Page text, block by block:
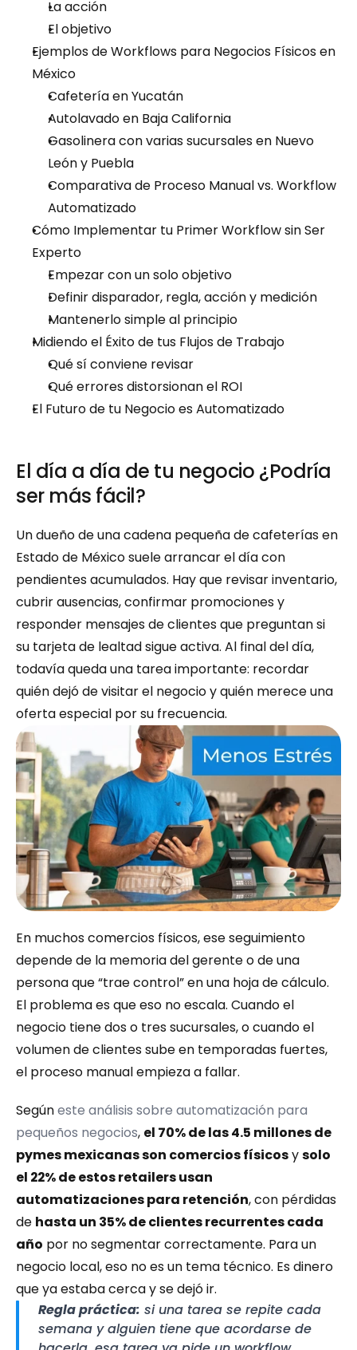
La acción
El objetivo
Ejemplos de Workflows para Negocios Físicos en
México
Cafetería en Yucatán
Autolavado en Baja California
Gasolinera con varias sucursales en Nuevo
León y Puebla
Comparativa de Proceso Manual vs. Workflow
Automatizado
Cómo Implementar tu Primer Workflow sin Ser
Experto
Empezar con un solo objetivo
Definir disparador, regla, acción y medición
Mantenerlo simple al principio
Midiendo el Éxito de tus Flujos de Trabajo
Qué sí conviene revisar
Qué errores distorsionan el ROI
El Futuro de tu Negocio es Automatizado
El día a día de tu negocio ¿Podría
ser más fácil?
Un dueño de una cadena pequeña de cafeterías en
Estado de México suele arrancar el día con
pendientes acumulados. Hay que revisar inventario,
cubrir ausencias, confirmar promociones y
responder mensajes de clientes que preguntan si
su tarjeta de lealtad sigue activa. Al final del día,
todavía queda una tarea importante: recordar
quién dejó de visitar el negocio y quién merece una
oferta especial por su frecuencia.
En muchos comercios físicos, ese seguimiento
depende de la memoria del gerente o de una
persona que “trae control” en una hoja de cálculo.
El problema es que eso no escala. Cuando el
negocio tiene dos o tres sucursales, o cuando el
volumen de clientes sube en temporadas fuertes,
el proceso manual empieza a fallar.
Según este análisis sobre automatización para
pequeños negocios, el 70% de las 4.5 millones de
pymes mexicanas son comercios físicos y solo
el 22% de estos retailers usan
automatizaciones para retención, con pérdidas
de hasta un 35% de clientes recurrentes cada
año por no segmentar correctamente. Para un
negocio local, eso no es un tema técnico. Es dinero
que ya estaba cerca y se dejó ir.
Regla práctica: si una tarea se repite cada
semana y alguien tiene que acordarse de